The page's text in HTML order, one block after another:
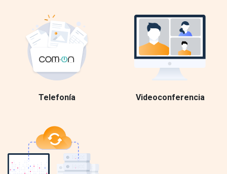
Telefonía Videoconferencia